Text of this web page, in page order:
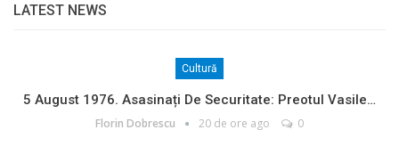
LATEST NEWS
Cultură
5 August 1976. Asasinați De Securitate: Preotul Vasile…
Florin Dobrescu 20 de ore ago 0